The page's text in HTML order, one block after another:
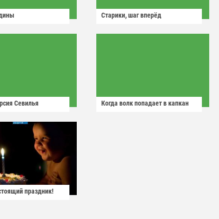
Старики, шаг вперёд
Севилья Когда волк попадает в капкан
праздник!